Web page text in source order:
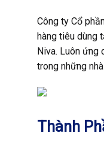
Công ty Cổ
hàng tiêu dùng
Niva. Luôn ứng
trong những
Thành